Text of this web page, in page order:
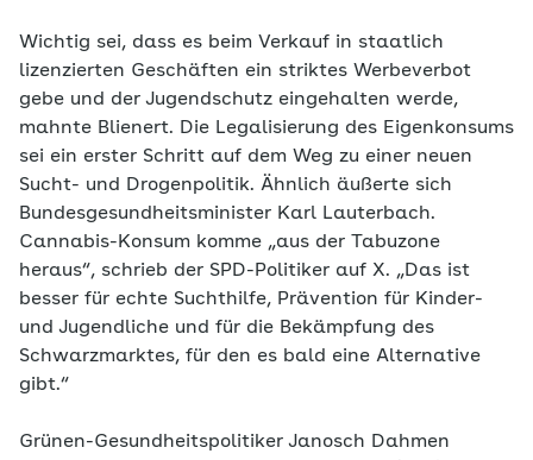
Wichtig sei, dass es beim Verkauf in staatlich
lizenzierten Geschäften ein striktes Werbeverbot
gebe und der Jugendschutz eingehalten werde,
mahnte Blienert. Die Legalisierung des Eigenkonsums
sei ein erster Schritt auf dem Weg zu einer neuen
Sucht- und Drogenpolitik. Ähnlich äußerte sich
Bundesgesundheitsminister Karl Lauterbach.
Cannabis-Konsum komme „aus der Tabuzone
heraus“, schrieb der SPD-Politiker auf X. „Das ist
besser für echte Suchthilfe, Prävention für Kinder-
und Jugendliche und für die Bekämpfung des
Schwarzmarktes, für den es bald eine Alternative
gibt.“
Grünen-Gesundheitspolitiker Janosch Dahmen